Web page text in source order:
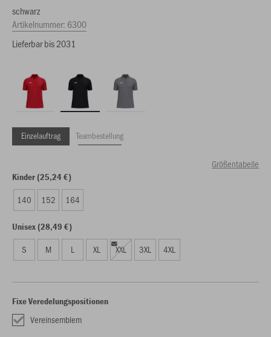
schwarz
Artikelnummer: 6300
Lieferbar bis 2031
Einzelauftrag Teambestellung
Größentabelle
Kinder (25,24 €)
140 152 164
Unisex (28,49 €)
S M L XL XXL 3XL 4XL
Fixe Veredelungspositionen
Vereinsemblem